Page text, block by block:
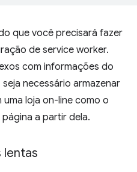
que você precisará fazer
de service worker.
com informações do
necessário armazenar
loja on-line como o
a partir dela.
lentas